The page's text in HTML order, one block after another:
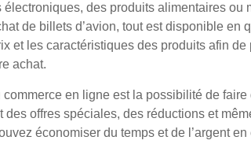
des produits alimentaires ou
de billets d’avion, tout est disponible en
et les caractéristiques des produits afin
achat.
en ligne est la possibilité de
des offres spéciales, des réductions et
économiser du temps et de l’argent